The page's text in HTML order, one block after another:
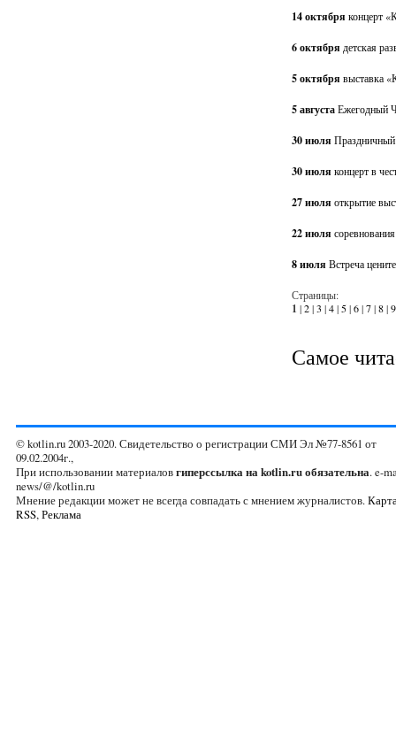
14 октября концерт
6 октября детская
5 октября выставка
5 августаЕжегодный
30 июля
30 июля концерт в
27 июля открытие
22 июля
8 июля Встреча
Страницы:
1 |2|3 |4| 5|6|7|8|9
Самое
© kotlin.ru 2003-2020. Свидетельство о регистрации СМИ Эл №77-8561 от
09.02.2004г.,
При использовании материаловгиперссылка на kotlin.ru обязательна. e-
news/@/kotlin.ru
Мнение редакции может не всегда совпадать с мнением журналистов.
RSS,Реклама